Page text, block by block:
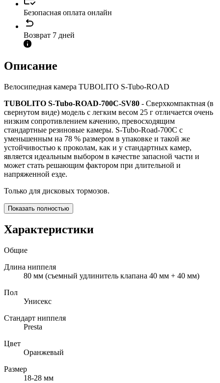
Безопасная оплата онлайн
Возврат 7 дней
Описание
Велосипедная камера TUBOLITO S-Tubo-ROAD
TUBOLITO S-Tubo-ROAD-700C-SV80 - Сверхкомпактная (в
свернутом виде) модель с легким весом 25 г отличается очень
низким сопротивлением качению, превосходящим
стандартные резиновые камеры. S-Tubo-Road-700C с
уменьшенным на 78 % размером в упаковке и такой же
устойчивостью к проколам, как и у стандартных камер,
является идеальным выбором в качестве запасной части и
может стать решающим фактором при длительной и
напряженной езде.
Только для дисковых тормозов.
Показать полностью
Характеристики
Общие
Длина ниппеля
80 мм (съемный удлинитель клапана 40 мм + 40 мм)
Пол
Унисекс
Стандарт ниппеля
Presta
Цвет
Оранжевый
Размер
18-28 мм